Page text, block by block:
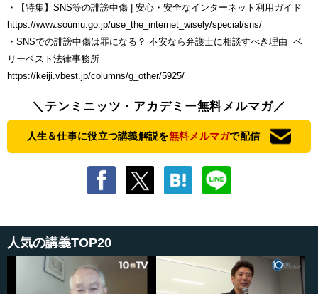
・【特集】SNS等の誹謗中傷 | 安心・安全なインターネット利用ガイド
https://www.soumu.go.jp/use_the_internet_wisely/special/sns/
・SNSでの誹謗中傷は罪になる？ 不安なら弁護士に相談すべき理由│ベ
リーベスト法律事務所
https://keiji.vbest.jp/columns/g_other/5925/
＼テンミニッツ・アカデミー無料メルマガ／
人生＆仕事に役立つ講義解説を無料メルマガで配信
人気の講義TOP20